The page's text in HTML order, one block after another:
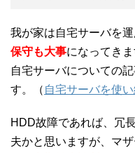
我が家は自宅サーバを
保守も大事になってきま
自宅サーバについての
す。（ 自宅サーバを使
HDD故障であれば、冗
夫かと思いますが、マ